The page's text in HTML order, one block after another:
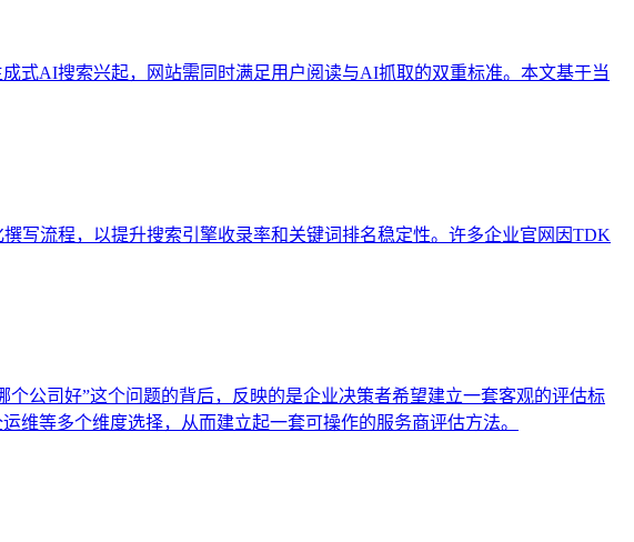
式AI搜索兴起，网站需同时满足用户阅读与AI抓取的双重标准。本文基于当
写流程，以提升搜索引擎收录率和关键词排名稳定性。许多企业官网因TDK
公司好”这个问题的背后，反映的是企业决策者希望建立一套客观的评估标
维等多个维度选择，从而建立起一套可操作的服务商评估方法。